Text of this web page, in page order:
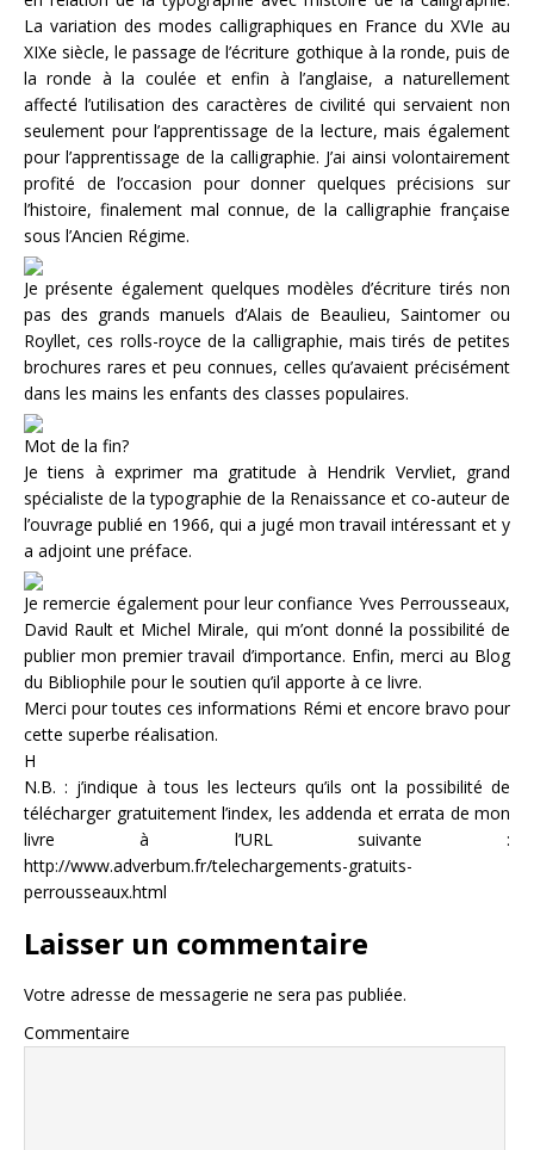
La variation des modes calligraphiques en France du XVIe au
XIXe siècle, le passage de l’écriture gothique à la ronde, puis de
la ronde à la coulée et enfin à l’anglaise, a naturellement
affecté l’utilisation des caractères de civilité qui servaient non
seulement pour l’apprentissage de la lecture, mais également
pour l’apprentissage de la calligraphie. J’ai ainsi volontairement
profité de l’occasion pour donner quelques précisions sur
l’histoire, finalement mal connue, de la calligraphie française
sous l’Ancien Régime.
Je présente également quelques modèles d’écriture tirés non
pas des grands manuels d’Alais de Beaulieu, Saintomer ou
Royllet, ces rolls-royce de la calligraphie, mais tirés de petites
brochures rares et peu connues, celles qu’avaient précisément
dans les mains les enfants des classes populaires.
Mot de la fin?
Je tiens à exprimer ma gratitude à Hendrik Vervliet, grand
spécialiste de la typographie de la Renaissance et co-auteur de
l’ouvrage publié en 1966, qui a jugé mon travail intéressant et y
a adjoint une préface.
Je remercie également pour leur confiance Yves Perrousseaux,
David Rault et Michel Mirale, qui m’ont donné la possibilité de
publier mon premier travail d’importance. Enfin, merci au Blog
du Bibliophile pour le soutien qu’il apporte à ce livre.
Merci pour toutes ces informations Rémi et encore bravo pour
cette superbe réalisation.
H
N.B. : j’indique à tous les lecteurs qu’ils ont la possibilité de
télécharger gratuitement l’index, les addenda et errata de mon
livre à l’URL suivante :
http://www.adverbum.fr/telechargements-gratuits-
perrousseaux.html
Laisser un commentaire
Votre adresse de messagerie ne sera pas publiée.
Commentaire